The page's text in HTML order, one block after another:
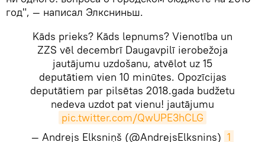
год", — написал Элксниньш.
Kāds prieks? Kāds lepnums? Vienotība un
ZZS vēl decembrī Daugavpilī ierobežoja
jautājumu uzdošanu, atvēlot uz 15
deputātiem vien 10 minūtes. Opozīcijas
deputātiem par pilsētas 2018.gada budžetu
nedeva uzdot pat vienu! jautājumu
pic.twitter.com/QwUPE3hCLG
— Andrejs Elksniņš (@AndrejsElksnins) 1